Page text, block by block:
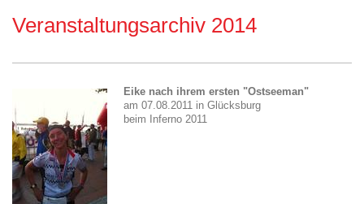
Veranstaltungsarchiv 2014
Eike nach ihrem ersten "Ostseeman"
am 07.08.2011 in Glücksburg
beim Inferno 2011